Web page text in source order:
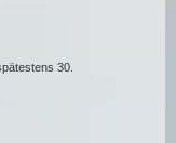
30.